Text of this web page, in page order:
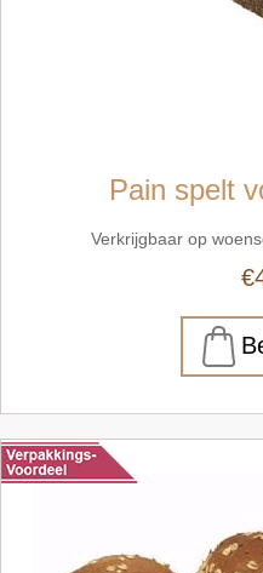
Pain spelt
Verkrijgbaar op